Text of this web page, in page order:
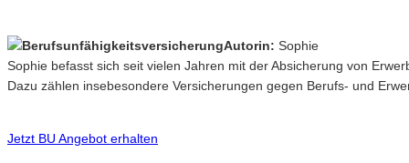
Autorin: Sophie
Sophie befasst sich seit vielen Jahren mit der Absicherung von
Dazu zählen insebesondere Versicherungen gegen Berufs- und
Jetzt BU Angebot erhalten